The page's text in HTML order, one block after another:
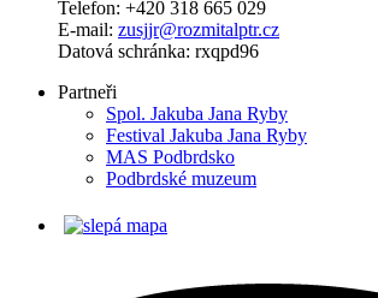
Telefon: +420 318 665 029
E-mail: zusjjr@rozmitalptr.cz
Datová schránka: rxqpd96
Partneři
Spol. Jakuba Jana Ryby
Festival Jakuba Jana Ryby
MAS Podbrdsko
Podbrdské muzeum